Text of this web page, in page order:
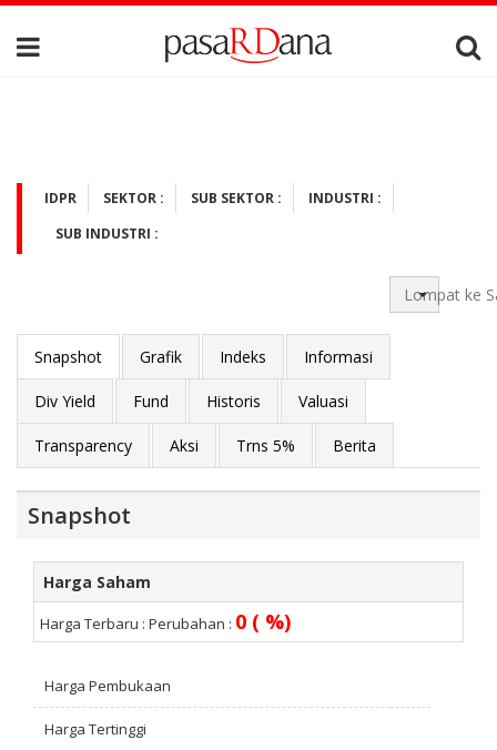
IDPR SEKTOR : SUB SEKTOR :
INDUSTRI :
SUB INDUSTRI :
Lompat ke
Snapshot Grafik Indeks Informasi
Div Yield Fund Historis Valuasi
Transparency Aksi Trns 5% Berita
Snapshot
Harga Saham
Harga Terbaru : Perubahan : 0 ( %)
Harga Pembukaan
Harga Tertinggi